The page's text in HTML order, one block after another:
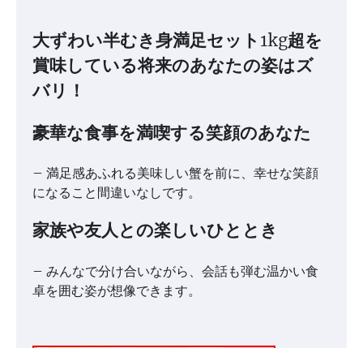
大ずわい半むき身満足セット1kg超を
賞味している将来のあなたの姿はズ
バリ！
豪華な食事を満喫する笑顔のあなた
– 満足感あふれる美味しい蟹を前に、幸せな笑顔
になること間違いなしです。
家族や友人との楽しいひととき
– みんなで分け合いながら、会話も弾む温かい食
卓を囲む姿が想像できます。